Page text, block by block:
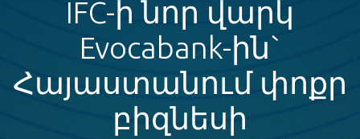
IFC-ի նոր վարկ
Evocabank-ին`
Հայաստանում փոքր
բիզնեսի